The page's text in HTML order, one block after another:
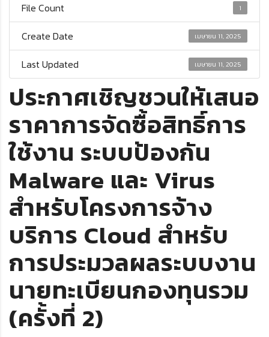
File Count 1
Create Date เมษายน 11, 2025
Last Updated เมษายน 11, 2025
ประกาศเชิญชวนให้เสนอ
ราคาการจัดซื้อสิทธิ์การ
ใช้งาน ระบบป้องกัน
Malware และ Virus
สำหรับโครงการจ้าง
บริการ Cloud สำหรับ
การประมวลผลระบบงาน
นายทะเบียนกองทุนรวม
(ครั้งที่ 2)